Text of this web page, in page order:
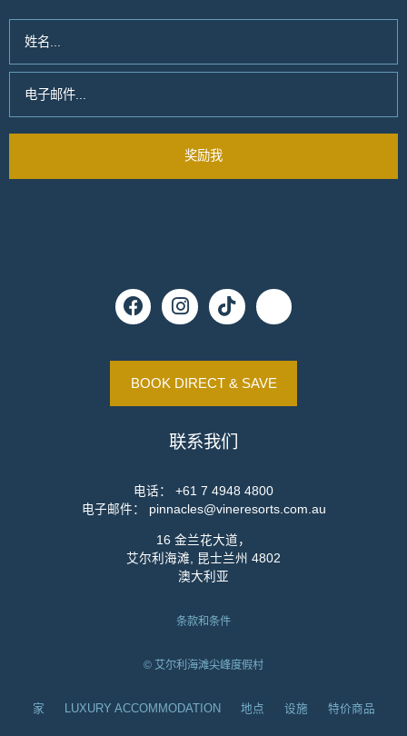
BOOK DIRECT & SAVE
联系我们
电话： +61 7 4948 4800
电子邮件： pinnacles@vineresorts.com.au
16 金兰花大道，
艾尔利海滩, 昆士兰州 4802
澳大利亚
条款和条件
© 艾尔利海滩尖峰度假村
家 LUXURY ACCOMMODATION 地点 设施 特价商品